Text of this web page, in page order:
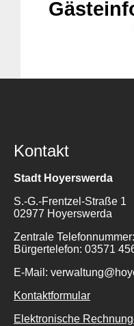
für:
Kontakt
Stadt Hoyerswerda
S.-G.-Frentzel-Straße 1
02977 Hoyerswerda
Zentrale
Bürgertelefon: 03571
E-Mail:
Kontaktformular
Elektronische